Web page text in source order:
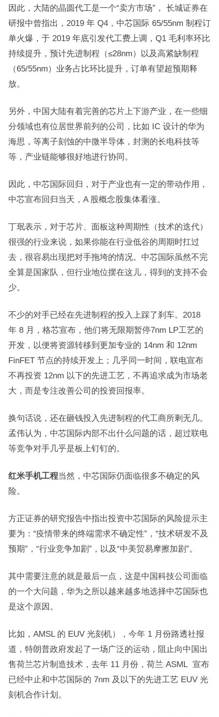
因此，大陆的晶圆代工是一个“卖方市场”， 长城证券在
研报中曾指出，2019 年 Q4，中芯国际 65/55nm 制程订
单火爆，于 2019 年底引发代工费上调，Q1 毛利率环比
持续提升，预计先进制程（≤28nm）以及高紧缺制程
（65/55nm）业务占比环比提升，订单有望超预期释
放。
另外，中国大陆有着完善的芯片上下游产业，在一些细
分领域也有位居世界前列的公司，比如 IC 设计的华为
海思，等离子刻蚀的中微半导体，封测的长电科技等
等，产业链能够很好地进行协同。
因此，中芯国际回归，对于产业也有一定的带动作用，
中芯宣布回归当天，A 股概念股集体看涨。
丁珉表示，对于芯片、面板这种周期性（技术的迭代）
很强的行业来说，如果你能在行业低谷的周期时扛过
去，很容易出现把对手拖垮的情况。中芯国际虽然不完
全算是国家队，但行业地位摆在这儿，得到的支持不会
少。
不少的对手已经在先进制程的投入上踩了刹车。2018
年 8 月，格芯宣布，他们将无限期暂停7nm LP工艺的
开发，以便将资源转移到更加专业的 14nm 和 12nm
FinFET 节点的持续开发上；几乎同一时间，联电宣布
不再投资 12nm 以下的先进工艺，不再追求成为市场老
大，而是专注改善公司的投资回报率。
换句话说，还在砸钱投入先进制程的代工商所剩无几。
孟伟认为，中芯国际内部不出什么问题的话，超过联电
等竞争对手几乎是板上钉钉的。
红米手机工程当然，中芯国际仍面临很多不确定的风
险。
方正证券的研究报告中指出投资中芯国际的风险提示主
要为：“疫情带来的终端需求不确定性”，“技术研发不及
预期”，“行业竞争加剧”，以及“中美贸易摩擦加剧”。
其中需要注意的就是最后一点，这是中国科技公司面临
的一个大问题，华为之所以越来越多地选择中芯国际也
是这个原因。
比如，AMSL 的 EUV 光刻机），今年 1 月份路透社报
道，特朗普政府发起了一场广泛的运动，阻止向中国出
售荷兰芯片制造技术，去年 11 月份，荷兰 ASML 宣布
已经中止和中芯国际的 7nm 及以下的先进工艺 EUV 光
刻机合作计划。